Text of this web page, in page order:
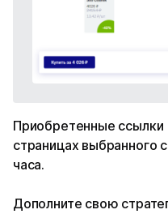
Приобретенные
страницах выбранного
часа.
Дополните свою